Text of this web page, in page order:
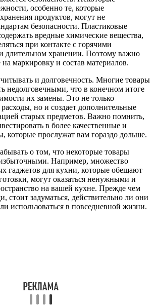
особенно те, которые
продуктов, могут не
безопасности. Пластиковые
вредные химические вещества,
при контакте с горячими
длительном хранении. Поэтому важно
маркировку и состав материалов.
и долговечность. Многие товары
недолговечными, что в конечном итоге
их замены. Это не только
но и создает дополнительные
старых предметов. Важно помнить,
в более качественные и
которые прослужат вам гораздо дольше.
о том, что некоторые товары
Например, множество
гаджетов для кухни, которые обещают
могут оказаться ненужными и
на вашей кухне. Прежде чем
стоит задуматься, действительно ли они
использоваться в повседневной жизни.